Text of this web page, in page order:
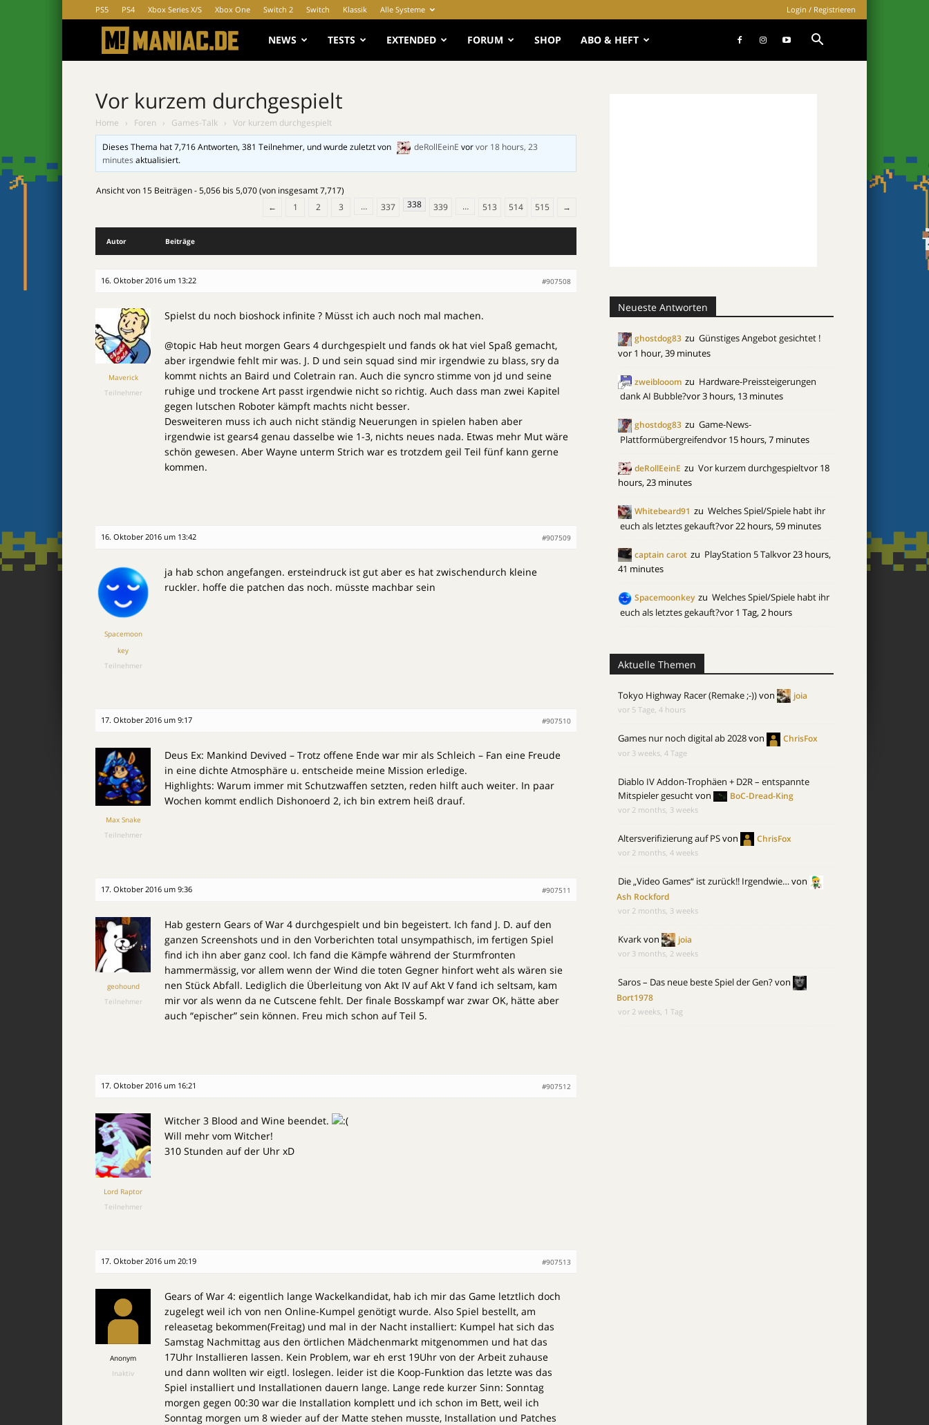
PS5 PS4 Xbox Series X/S Xbox One Switch 2 Switch Klassik Alle Systeme Login / Registrieren
MANIAC.de
NEWS TESTS EXTENDED FORUM SHOP ABO & HEFT
Vor kurzem durchgespielt
Home › Foren › Games-Talk › Vor kurzem durchgespielt
Dieses Thema hat 7,716 Antworten, 381 Teilnehmer, und wurde zuletzt von deRollEeinE vorvor 18 hours, 23
minutes aktualisiert.
Ansicht von 15 Beiträgen - 5,056 bis 5,070 (von insgesamt 7,717)
←
1 2 3 … 337 338 339 … 513 514 515 →
Autor Beiträge
16. Oktober 2016 um 13:22 #907508
Maverick
Teilnehmer
Spielst du noch bioshock infinite ? Müsst ich auch noch mal machen.
@topic Hab heut morgen Gears 4 durchgespielt und fands ok hat viel Spaß gemacht,
aber irgendwie fehlt mir was. J. D und sein squad sind mir irgendwie zu blass, sry da
kommt nichts an Baird und Coletrain ran. Auch die syncro stimme von jd und seine
ruhige und trockene Art passt irgendwie nicht so richtig. Auch dass man zwei Kapitel
gegen lutschen Roboter kämpft machts nicht besser.
Desweiteren muss ich auch nicht ständig Neuerungen in spielen haben aber
irgendwie ist gears4 genau dasselbe wie 1-3, nichts neues nada. Etwas mehr Mut wäre
schön gewesen. Aber Wayne unterm Strich war es trotzdem geil Teil fünf kann gerne
kommen.
16. Oktober 2016 um 13:42 #907509
Spacemoon
key
Teilnehmer
ja hab schon angefangen. ersteindruck ist gut aber es hat zwischendurch kleine
ruckler. hoffe die patchen das noch. müsste machbar sein
17. Oktober 2016 um 9:17 #907510
Max Snake
Teilnehmer
Deus Ex: Mankind Devived – Trotz offene Ende war mir als Schleich – Fan eine Freude
in eine dichte Atmosphäre u. entscheide meine Mission erledige.
Highlights: Warum immer mit Schutzwaffen setzten, reden hilft auch weiter. In paar
Wochen kommt endlich Dishonoerd 2, ich bin extrem heiß drauf.
17. Oktober 2016 um 9:36 #907511
geohound
Teilnehmer
Hab gestern Gears of War 4 durchgespielt und bin begeistert. Ich fand J. D. auf den
ganzen Screenshots und in den Vorberichten total unsympathisch, im fertigen Spiel
find ich ihn aber ganz cool. Ich fand die Kämpfe während der Sturmfronten
hammermässig, vor allem wenn der Wind die toten Gegner hinfort weht als wären sie
nen Stück Abfall. Lediglich die Überleitung von Akt IV auf Akt V fand ich seltsam, kam
mir vor als wenn da ne Cutscene fehlt. Der finale Bosskampf war zwar OK, hätte aber
auch “epischer” sein können. Freu mich schon auf Teil 5.
17. Oktober 2016 um 16:21 #907512
Lord Raptor
Teilnehmer
Witcher 3 Blood and Wine beendet.
Will mehr vom Witcher!
310 Stunden auf der Uhr xD
17. Oktober 2016 um 20:19 #907513
Anonym
Inaktiv
Gears of War 4: eigentlich lange Wackelkandidat, hab ich mir das Game letztlich doch
zugelegt weil ich von nen Online-Kumpel genötigt wurde. Also Spiel bestellt, am
releasetag bekommen(Freitag) und mal in der Nacht installiert: Kumpel hat sich das
Samstag Nachmittag aus den örtlichen Mädchenmarkt mitgenommen und hat das
17Uhr Installieren lassen. Kein Problem, war eh erst 19Uhr von der Arbeit zuhause
und dann wollten wir eigtl. loslegen. leider ist die Koop-Funktion das letzte was das
Spiel installiert und Installationen dauern lange. Lange rede kurzer Sinn: Sonntag
morgen gegen 00:30 war die Installation komplett und ich schon im Bett, weil ich
Sonntag morgen um 8 wieder auf der Matte stehen musste, Installation und Patches
Neueste Antworten
ghostdog83 zu Günstiges Angebot gesichtet !
vor 1 hour, 39 minutes
zweiblooom zu Hardware-Preissteigerungen
dank AI Bubble?vor 3 hours, 13 minutes
ghostdog83 zu Game-News-
Plattformübergreifendvor 15 hours, 7 minutes
deRollEeinE zu Vor kurzem durchgespieltvor 18
hours, 23 minutes
Whitebeard91 zu Welches Spiel/Spiele habt ihr
euch als letztes gekauft?vor 22 hours, 59 minutes
captain carot zu PlayStation 5 Talkvor 23 hours,
41 minutes
Spacemoonkey zu Welches Spiel/Spiele habt ihr
euch als letztes gekauft?vor 1 Tag, 2 hours
Aktuelle Themen
Tokyo Highway Racer (Remake ;-))von joia
vor 5 Tage, 4 hours
Games nur noch digital ab 2028von ChrisFox
vor 3 weeks, 4 Tage
Diablo IV Addon-Trophäen + D2R – entspannte
Mitspieler gesuchtvon BoC-Dread-King
vor 2 months, 3 weeks
Altersverifizierung auf PSvon ChrisFox
vor 2 months, 4 weeks
Die „Video Games“ ist zurück!! Irgendwie…von
Ash Rockford
vor 2 months, 3 weeks
Kvarkvon joia
vor 3 months, 2 weeks
Saros – Das neue beste Spiel der Gen?von
Bort1978
vor 2 weeks, 1 Tag